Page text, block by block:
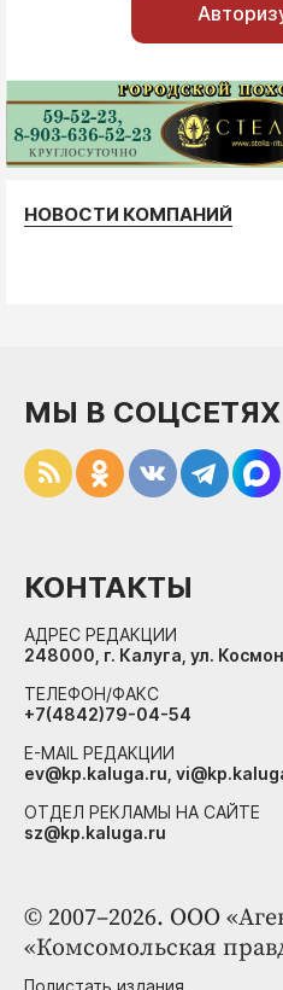
НОВОСТИ КОМПАНИЙ
© 2007–2026. ООО
«Комсомольская
Полистать издания
МЫ В СОЦСЕТЯХ
КОНТАКТЫ
АДРЕС РЕДАКЦИИ
248000, г. Калуга, ул.
ТЕЛЕФОН/ФАКС
+7(4842)79-04-54
E-MAIL РЕДАКЦИИ
ev@kp.kaluga.ru,
ОТДЕЛ РЕКЛАМЫ НА САЙТЕ
sz@kp.kaluga.ru